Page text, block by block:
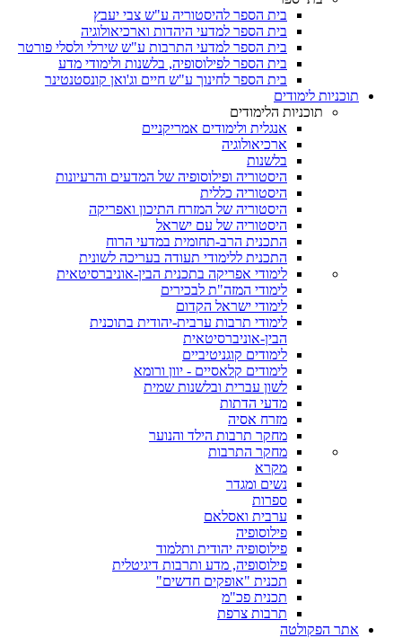
בית הספר להיסטוריה ע"ש צבי יעבץ
בית הספר למדעי היהדות וארכיאולוגיה
בית הספר למדעי התרבות ע"ש שירלי ולסלי פורטר
בית הספר לפילוסופיה, בלשנות ולימודי מדע
בית הספר לחינוך ע"ש חיים וג'ואן קונסטנטינר
תוכניות לימודים
תוכניות הלימודים
אנגלית ולימודים אמריקניים
ארכיאולוגיה
בלשנות
היסטוריה ופילוסופיה של המדעים והרעיונות
היסטוריה כללית
היסטוריה של המזרח התיכון ואפריקה
היסטוריה של עם ישראל
התכנית הרב-תחומית במדעי הרוח
התכנית ללימודי תעודה בעריכה לשונית
לימודי אפריקה בתכנית הבין-אוניברסיטאית
לימודי המזה"ת לבכירים
לימודי ישראל הקדום
לימודי תרבות ערבית-יהודית בתוכנית
הבין-אוניברסיטאית
לימודים קוגניטיביים
לימודים קלאסיים - יוון ורומא
לשון עברית ובלשנות שמית
מדעי הדתות
מזרח אסיה
מחקר תרבות הילד והנוער
מחקר התרבות
מקרא
נשים ומגדר
ספרות
ערבית ואסלאם
פילוסופיה
פילוסופיה יהודית ותלמוד
פילוסופיה, מדע ותרבות דיגיטלית
תכנית "אופקים חדשים"
תכנית פכ"מ
תרבות צרפת
אתר הפקולטה